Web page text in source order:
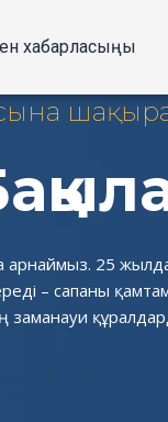
хабарласыңы
арнаймыз. 25
– сапаны
заманауи